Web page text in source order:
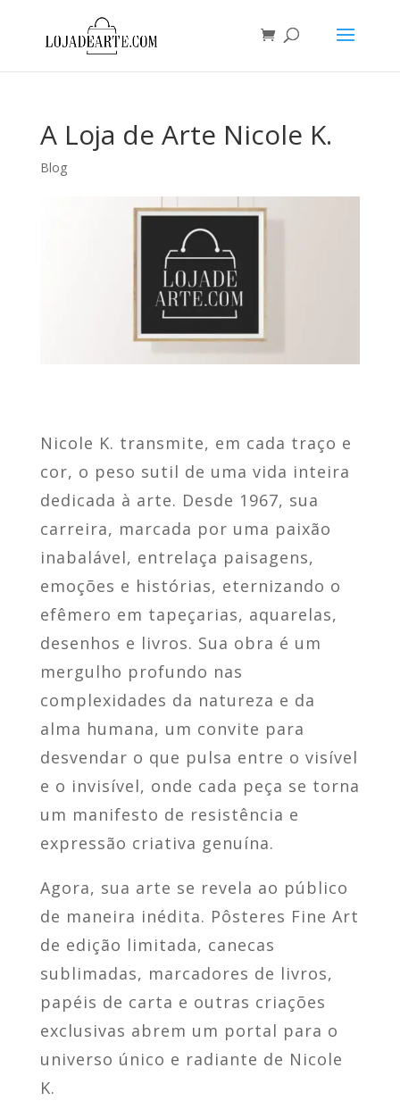
A Loja de Arte Nicole K.
Blog
Nicole K. transmite, em cada traço e
cor, o peso sutil de uma vida inteira
dedicada à arte. Desde 1967, sua
carreira, marcada por uma paixão
inabalável, entrelaça paisagens,
emoções e histórias, eternizando o
efêmero em tapeçarias, aquarelas,
desenhos e livros. Sua obra é um
mergulho profundo nas
complexidades da natureza e da
alma humana, um convite para
desvendar o que pulsa entre o visível
e o invisível, onde cada peça se torna
um manifesto de resistência e
expressão criativa genuína.
Agora, sua arte se revela ao público
de maneira inédita. Pôsteres Fine Art
de edição limitada, canecas
sublimadas, marcadores de livros,
papéis de carta e outras criações
exclusivas abrem um portal para o
universo único e radiante de Nicole
K.